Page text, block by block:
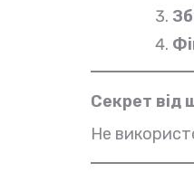
Секрет від
Не